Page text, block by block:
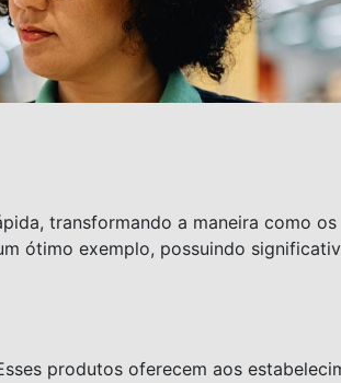
transformando a maneira como os
ótimo exemplo, possuindo
produtos oferecem aos